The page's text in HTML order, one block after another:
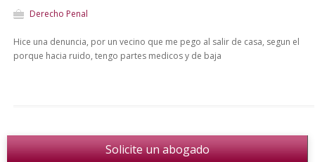
Derecho Penal
Hice una denuncia, por un vecino que me pego al salir de casa, segun el
porque hacia ruido, tengo partes medicos y de baja
Solicite un abogado